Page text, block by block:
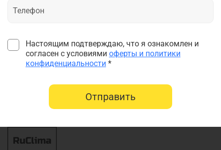
Настоящим подтверждаю, что я ознакомлен и
согласен с условиями оферты и политики
конфиденциальности *
Отправить